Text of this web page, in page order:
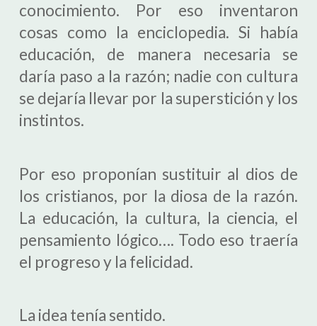
conocimiento. Por eso inventaron
cosas como la enciclopedia. Si había
educación, de manera necesaria se
daría paso a la razón; nadie con cultura
se dejaría llevar por la superstición y los
instintos.
Por eso proponían sustituir al dios de
los cristianos, por la diosa de la razón.
La educación, la cultura, la ciencia, el
pensamiento lógico…. Todo eso traería
el progreso y la felicidad.
La idea tenía sentido.